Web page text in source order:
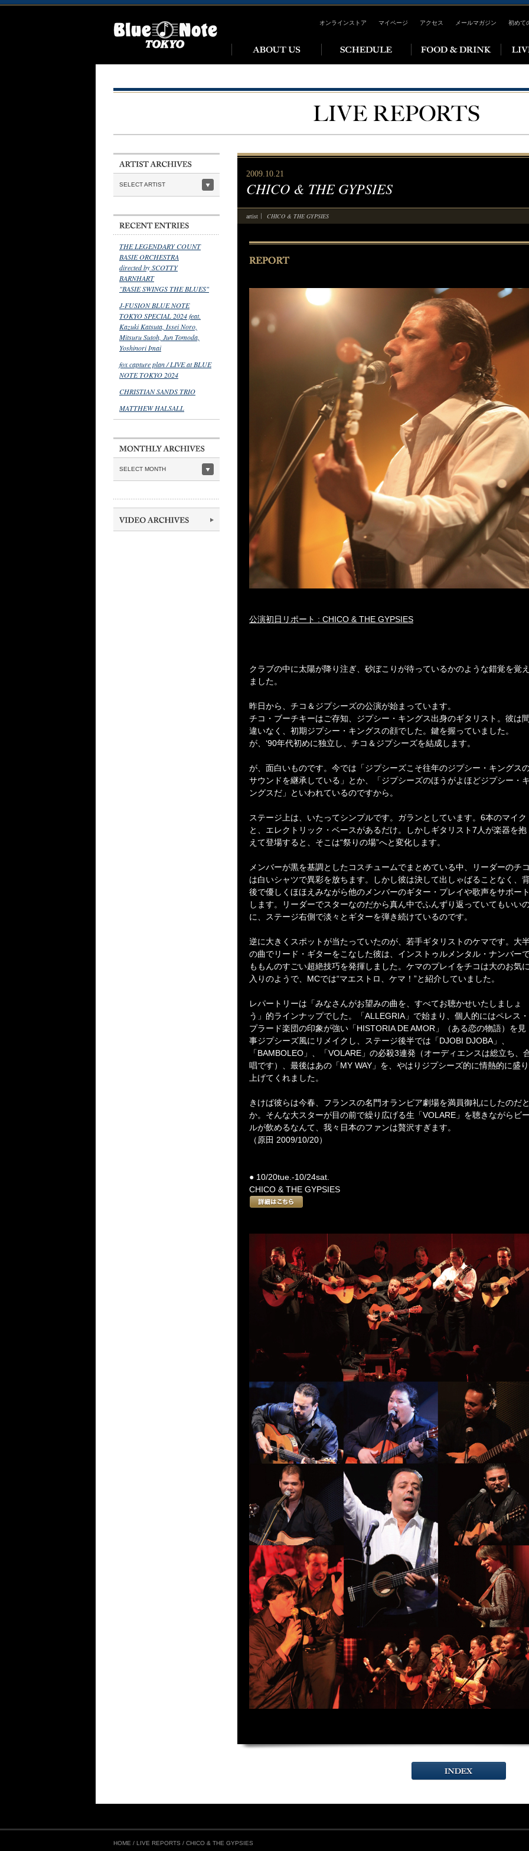
オンラインストア マイページ アクセス メールマガジン 初めて
SELECT ARTIST
THE LEGENDARY COUNT
BASIE ORCHESTRA
directed by SCOTTY
BARNHART
"BASIE SWINGS THE BLUES"
J-FUSION BLUE NOTE
TOKYO SPECIAL 2024 feat.
Kazuki Katsuta, Issei Noro,
Mitsuru Sutoh, Jun Tomoda,
Yoshinori Imai
fox capture plan / LIVE at BLUE
NOTE TOKYO 2024
CHRISTIAN SANDS TRIO
MATTHEW HALSALL
SELECT MONTH
2009.10.21
CHICO & THE GYPSIES
artist CHICO & THE GYPSIES
公演初日リポート : CHICO & THE GYPSIES
クラブの中に太陽が降り注ぎ、砂ぼこりが待っているかのような錯覚を覚
ました。
昨日から、チコ＆ジプシーズの公演が始まっています。
チコ・ブーチキーはご存知、ジプシー・キングス出身のギタリスト。彼は
違いなく、初期ジプシー・キングスの顔でした。鍵を握っていました。
が、‘90年代初めに独立し、チコ＆ジプシーズを結成します。
が、面白いものです。今では「ジプシーズこそ往年のジプシー・キングス
サウンドを継承している」とか、「ジプシーズのほうがよほどジプシー・
ングスだ」といわれているのですから。
ステージ上は、いたってシンプルです。ガランとしています。6本のマイク
と、エレクトリック・ベースがあるだけ。しかしギタリスト7人が楽器を抱
えて登場すると、そこは“祭りの場”へと変化します。
メンバーが黒を基調としたコスチュームでまとめている中、リーダーのチ
は白いシャツで異彩を放ちます。しかし彼は決して出しゃばることなく、
後で優しくほほえみながら他のメンバーのギター・プレイや歌声をサポー
します。リーダーでスターなのだから真ん中でふんずり返っていてもいい
に、ステージ右側で淡々とギターを弾き続けているのです。
逆に大きくスポットが当たっていたのが、若手ギタリストのケマです。大
の曲でリード・ギターをこなした彼は、インストゥルメンタル・ナンバー
ももんのすごい超絶技巧を発揮しました。ケマのプレイをチコは大のお気
入りのようで、MCでは“マエストロ、ケマ！”と紹介していました。
レパートリーは「みなさんがお望みの曲を、すべてお聴かせいたしましょ
う」的ラインナップでした。「ALLEGRIA」で始まり、個人的にはペレス・
プラード楽団の印象が強い「HISTORIA DE AMOR」（ある恋の物語）を見
事ジプシーズ風にリメイクし、ステージ後半では「DJOBI DJOBA」、
「BAMBOLEO」、「VOLARE」の必殺3連発（オーディエンスは総立ち、
唱です）、最後はあの「MY WAY」を、やはりジプシーズ的に情熱的に盛り
上げてくれました。
きけば彼らは今春、フランスの名門オランピア劇場を満員御礼にしたのだ
か。そんな大スターが目の前で繰り広げる生「VOLARE」を聴きながらビ
ルが飲めるなんて、我々日本のファンは贅沢すぎます。
（原田 2009/10/20）
● 10/20tue.-10/24sat.
CHICO & THE GYPSIES
HOME / LIVE REPORTS / CHICO & THE GYPSIES